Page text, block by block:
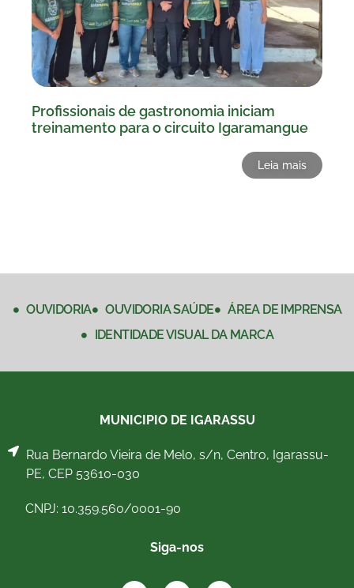
Profissionais de gastronomia iniciam
treinamento para o circuito Igaramangue
Leia mais
OUVIDORIA OUVIDORIA SAÚDE
ÁREA DE IMPRENSA
IDENTIDADE VISUAL DA MARCA
MUNICIPIO DE IGARASSU
Rua Bernardo Vieira de Melo, s/n, Centro, Igarassu-
PE, CEP 53610-030
CNPJ: 10.359.560/0001-90
Siga-nos